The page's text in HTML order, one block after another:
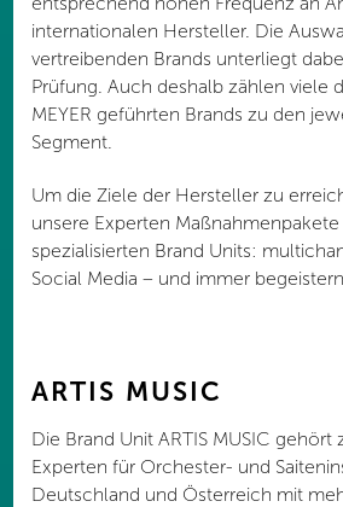
internationalen Hersteller. Die
vertreibenden Brands unterliegt
Prüfung. Auch deshalb zählen viele
MEYER geführten Brands zu den
Segment.
Um die Ziele der Hersteller zu
unsere Experten
spezialisierten Brand Units:
Social Media – und immer
ARTIS MUSIC
Die Brand Unit ARTIS MUSIC
Experten für Orchester- und
Deutschland und Österreich mit